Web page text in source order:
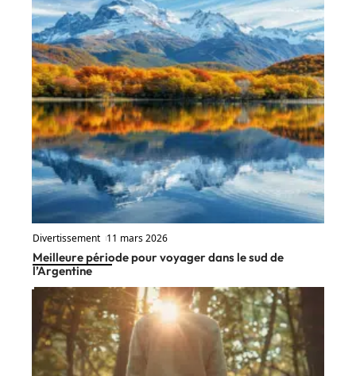
Divertissement 11 mars 2026
Meilleure période pour voyager dans le sud de
l’Argentine